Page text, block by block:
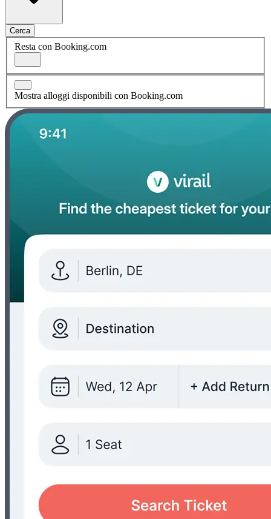
Cerca
Resta con Booking.com
Mostra alloggi disponibili con Booking.com